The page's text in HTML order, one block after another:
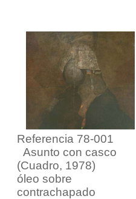
Referencia 78-001
Asunto con casco
(Cuadro, 1978)
óleo sobre
contrachapado